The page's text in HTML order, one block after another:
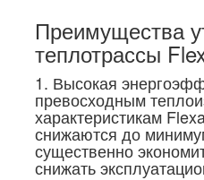
Преимущества
теплотрассы
1. Высокая
превосходным
характеристикам
снижаются до
существенно
снижать